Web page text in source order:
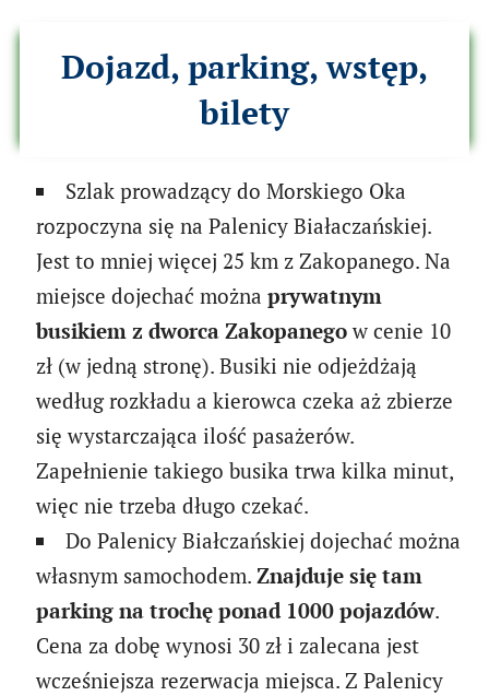
Dojazd, parking, wstęp,
bilety
Szlak prowadzący do Morskiego Oka
rozpoczyna się na Palenicy Białaczańskiej.
Jest to mniej więcej 25 km z Zakopanego. Na
miejsce dojechać można prywatnym
busikiem z dworca Zakopanegow cenie 10
zł (w jedną stronę). Busiki nie odjeżdżają
według rozkładu a kierowca czeka aż zbierze
się wystarczająca ilość pasażerów.
Zapełnienie takiego busika trwa kilka minut,
więc nie trzeba długo czekać.
Do Palenicy Białczańskiej dojechać można
własnym samochodem. Znajduje się tam
parking na trochę ponad 1000 pojazdów.
Cena za dobę wynosi 30 zł i zalecana jest
wcześniejsza rezerwacja miejsca. Z Palenicy